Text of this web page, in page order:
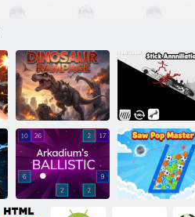
Dinozauru
trakošana
Nūjas
iznīcināšana 5